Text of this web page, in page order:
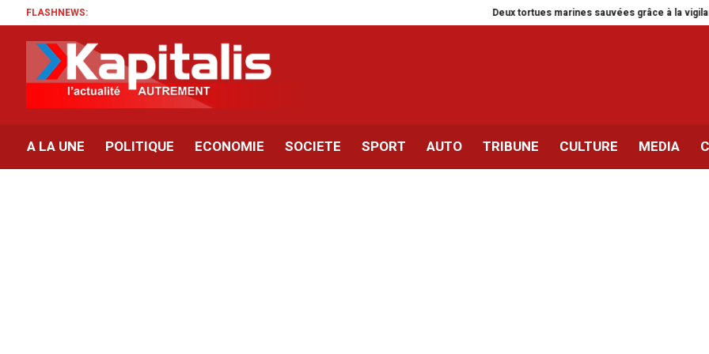
FLASHNEWS: Deux tortues marines sauvées grâce à la vigilance de
A LA UNE POLITIQUE ECONOMIE SOCIETE SPORT AUTO TRIBUNE CULTURE MEDIA